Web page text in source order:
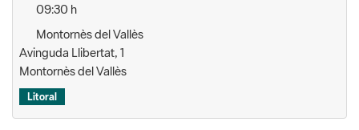
09:30 h
Montornès del Vallès
Avinguda Llibertat, 1
Montornès del Vallès
Litoral